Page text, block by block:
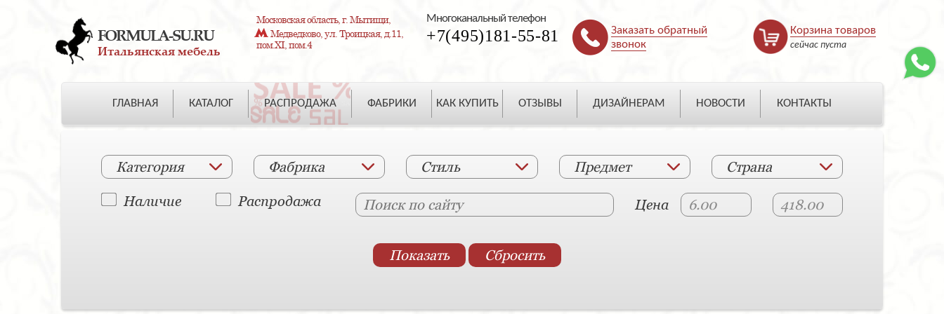
FORMULA-SU.RU
Итальянская мебель
Московская область, г. Мытищи,
Медведково, ул. Троицкая, д.11,
пом.XI, пом.4
Многоканальный телефон
+7(495)181-55-81
Заказать обратный
звонок
Корзина товаров
сейчас пуста
ГЛАВНАЯ КАТАЛОГ РАСПРОДАЖА ФАБРИКИ КАК КУПИТЬ ОТЗЫВЫ ДИЗАЙНЕРАМ НОВОСТИ КОНТАКТЫ
Категория Фабрика Стиль Предмет Страна
Наличие Распродажа Цена